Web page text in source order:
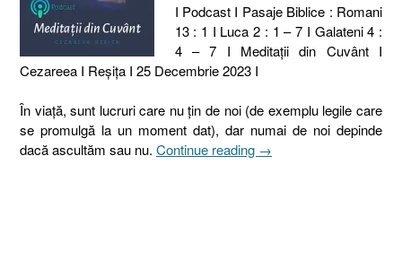
I Podcast I Pasaje Biblice : Romani
13 : 1 I Luca 2 : 1 – 7 I Galateni 4 :
4 – 7 I Meditaţii din Cuvânt I
Cezareea I Reşiţa I 25 Decembrie 2023 I
În viaţă, sunt lucruri care nu ţin de noi (de exemplu legile care
se promulgă la un moment dat), dar numai de noi depinde
dacă ascultăm sau nu. Continue reading „359
→